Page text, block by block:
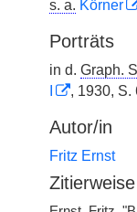
s. a. Körner
Porträts
in d. Graph.
, 1930, S.
Autor/in
Fritz Ernst
Zitierweise